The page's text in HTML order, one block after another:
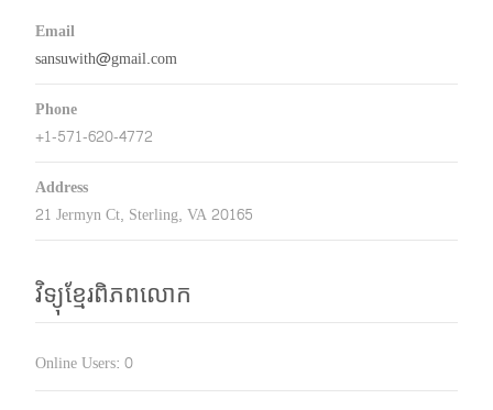
Email
sansuwith@gmail.com
Phone
+1-571-620-4772
Address
21 Jermyn Ct, Sterling, VA 20165
វិទ្យុខ្មែរពិភពលោក
Online Users: 0